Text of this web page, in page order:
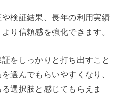
検証結果、長年の利用実績
り信頼感を強化できます。
をしっかりと打ち出すこと
選んでもらいやすくなり、
選択肢と感じてもらえま